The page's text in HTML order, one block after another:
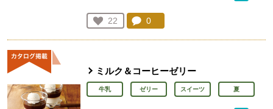
お気に入り登録：
22
人が登録
コメント：
0
ミルク＆コーヒーゼリー
牛乳 ゼリー スイーツ 夏